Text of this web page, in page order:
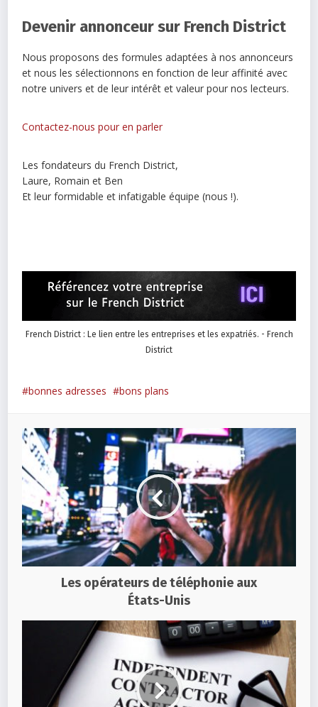
Devenir annonceur sur French District
Nous proposons des formules adaptées à nos annonceurs
et nous les sélectionnons en fonction de leur affinité avec
notre univers et de leur intérêt et valeur pour nos lecteurs.
Contactez-nous pour en parler
Les fondateurs du French District,
Laure, Romain et Ben
Et leur formidable et infatigable équipe (nous !).
French District : Le lien entre les entreprises et les expatriés. - French
District
bonnes adresses bons plans
Les opérateurs de téléphonie aux
États-Unis